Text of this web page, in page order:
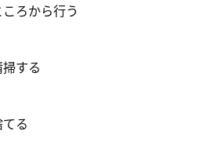
ろから行う
する
る